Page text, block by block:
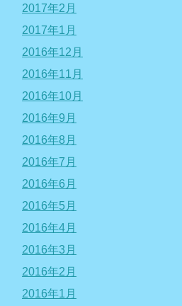
2017年2月
2017年1月
2016年12月
2016年11月
2016年10月
2016年9月
2016年8月
2016年7月
2016年6月
2016年5月
2016年4月
2016年3月
2016年2月
2016年1月